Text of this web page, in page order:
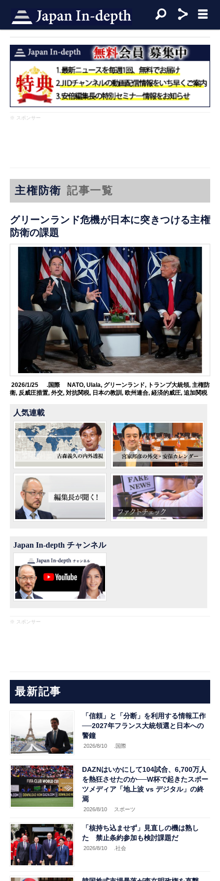
※ スポンサー
主権防衛 記事一覧
グリーンランド危機が日本に突きつける主権
防衛の課題
2026/1/25 .国際 NATO, Ulala, グリーンランド, トランプ大統領, 主権防
衛, 反威圧措置,外交,対抗関税, 日本の教訓, 欧州連合,経済的威圧,追加関税
人気連載
Japan In-depth チャンネル
※ スポンサー
最新記事
「信頼」と「分断」を利用する情報工作
──2027年フランス大統領選と日本への
警鐘
2026/8/10 .国際
DAZNはいかにして104試合、6,700万人
を熱狂させたのか──W杯で起きたスポー
ツメディア「地上波 vs デジタル」の終
焉
2026/8/10 スポーツ
「核持ち込ませず」見直しの機は熟し
た 禁止条約参加も検討課題だ
2026/8/10 .社会